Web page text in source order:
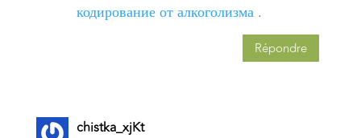
кодирование от алкоголизма.
Répondre
chistka_xjKt